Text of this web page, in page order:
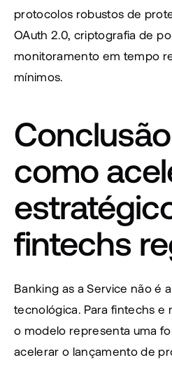
protocolos robustos de
OAuth 2.0, criptografia de
monitoramento em tempo
mínimos.
como
fintechs
Banking as a Service não é
tecnológica. Para fintechs e
o modelo representa uma
acelerar o lançamento de